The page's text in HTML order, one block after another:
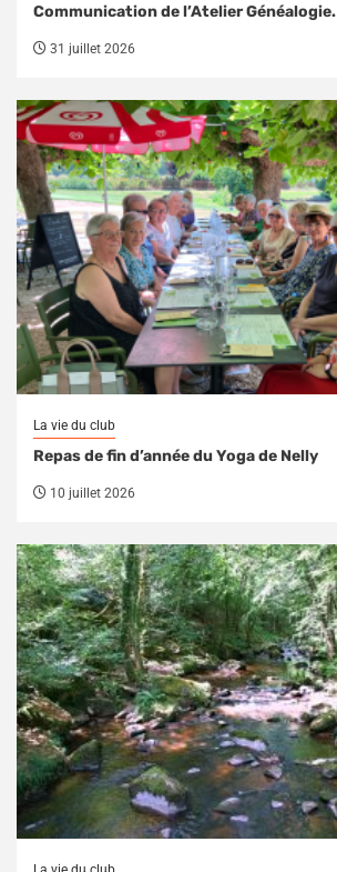
Communication de l’Atelier Généalogie.
31 juillet 2026
La vie du club
Repas de fin d’année du Yoga de Nelly
10 juillet 2026